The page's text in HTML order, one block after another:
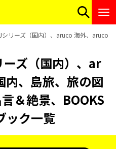
リーズ（国内）、aruco 海外、aruco
ズ（国内）、ar
、島旅、旅の図
＆絶景、BOOKS
ック一覧